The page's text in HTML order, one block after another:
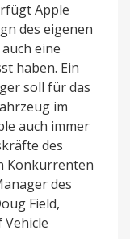
Apple
des eigenen
eine
haben. Ein
soll für das
im
auch immer
des
Konkurrenten
des
Field,